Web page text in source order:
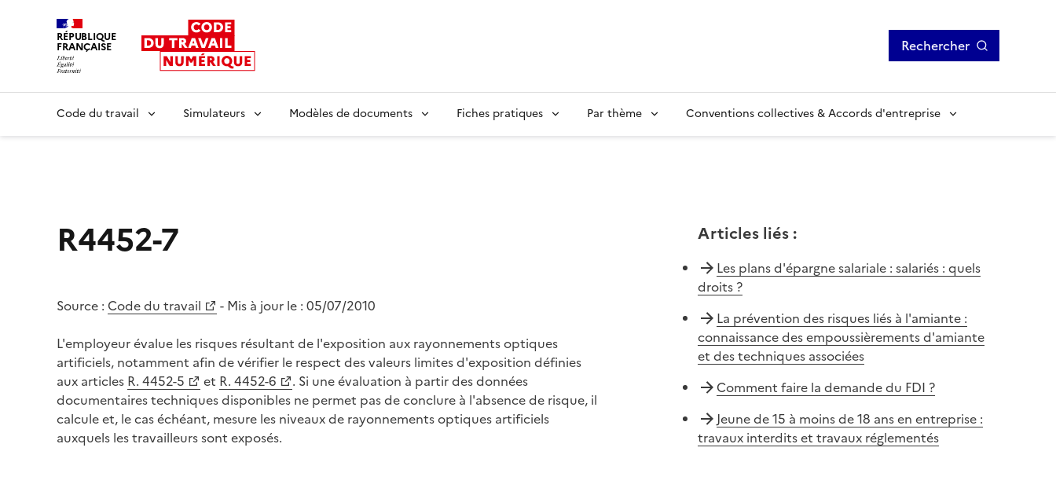
RÉPUBLIQUE
FRANÇAISE Rechercher
Code du travail Simulateurs Modèles de documents Fiches pratiques Par thème Conventions collectives & Accords d'entreprise
R4452-7
Source : Code du travail - Mis à jour le : 05/07/2010
L'employeur évalue les risques résultant de l'exposition aux rayonnements optiques
artificiels, notamment afin de vérifier le respect des valeurs limites d'exposition définies
aux articles R. 4452-5 et R. 4452-6
. Si une évaluation à partir des données
documentaires techniques disponibles ne permet pas de conclure à l'absence de risque, il
calcule et, le cas échéant, mesure les niveaux de rayonnements optiques artificiels
auxquels les travailleurs sont exposés.
Articles liés:
Les plans d'épargne salariale : salariés : quels
droits ?
La prévention des risques liés à l'amiante :
connaissance des empoussièrements d'amiante
et des techniques associées
Comment faire la demande du FDI ?
Jeune de 15 à moins de 18 ans en entreprise :
travaux interdits et travaux réglementés